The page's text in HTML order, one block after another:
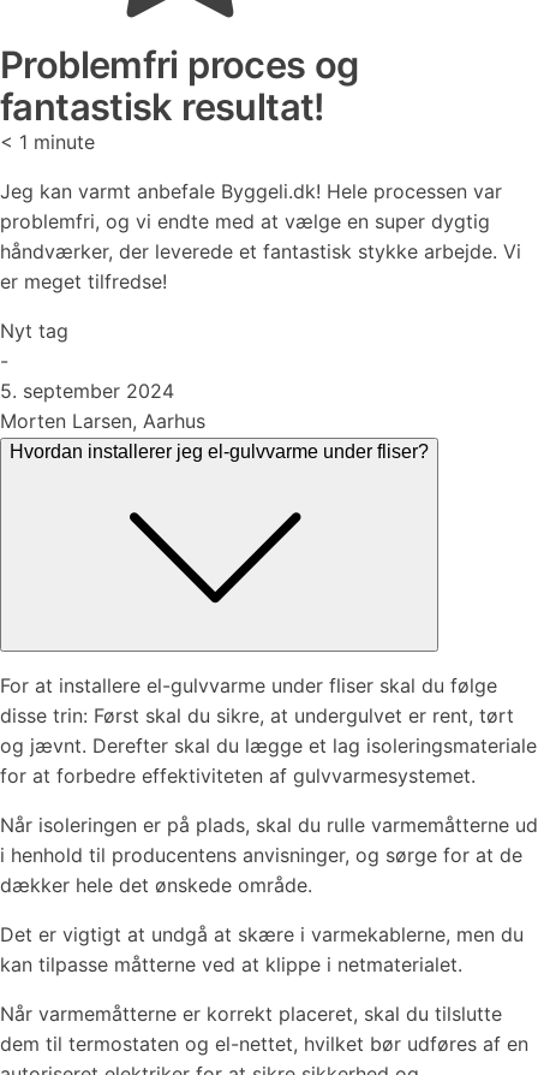
Problemfri proces og
fantastisk resultat!
< 1 minute
Jeg kan varmt anbefale Byggeli.dk! Hele processen var
problemfri, og vi endte med at vælge en super dygtig
håndværker, der leverede et fantastisk stykke arbejde. Vi
er meget tilfredse!
Nyt tag
-
5. september 2024
Morten Larsen, Aarhus
Hvordan installerer jeg el-gulvvarme under fliser?
For at installere el-gulvvarme under fliser skal du følge
disse trin: Først skal du sikre, at undergulvet er rent, tørt
og jævnt. Derefter skal du lægge et lag isoleringsmateriale
for at forbedre effektiviteten af gulvvarmesystemet.
Når isoleringen er på plads, skal du rulle varmemåtterne ud
i henhold til producentens anvisninger, og sørge for at de
dækker hele det ønskede område.
Det er vigtigt at undgå at skære i varmekablerne, men du
kan tilpasse måtterne ved at klippe i netmaterialet.
Når varmemåtterne er korrekt placeret, skal du tilslutte
dem til termostaten og el-nettet, hvilket bør udføres af en